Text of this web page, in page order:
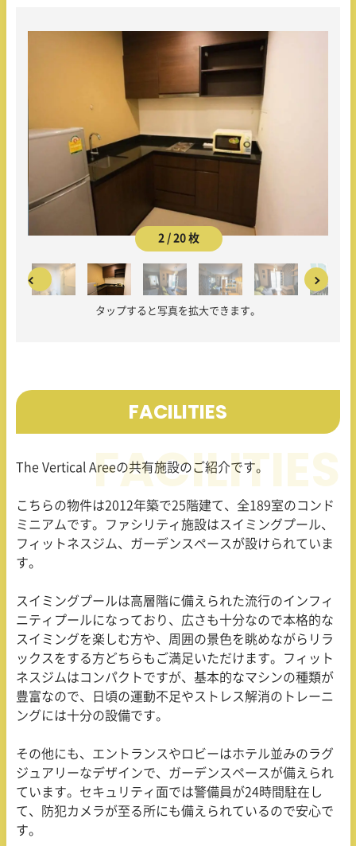
2 / 20 枚
タップすると写真を拡大できます。
FACILITIES
The Vertical Areeの共有施設のご紹介です。
こちらの物件は2012年築で25 階建て、全189室のコンド
ミニアムです。ファシリティ施設はスイミングプール、
フィットネスジム、ガーデンスペースが設けられていま
す。
スイミングプールは高層階に備えられた流行のインフィ
ニティプールになっており、広さも十分なので本格的な
スイミングを楽しむ方や、周囲の景色を眺めながらリラ
ックスをする方どちらもご満足いただけます。フィット
ネスジムはコンパクトですが、基本的なマシンの種類が
豊富なので、日頃の運動不足やストレス解消のトレーニ
ングには十分の設備です。
その他にも、エントランスやロビーはホテル並みのラグ
ジュアリーなデザインで、ガーデンスペースが備えられ
ています。セキュリティ面では警備員が24時間駐在し
て、防犯カメラが至る所にも備えられているので安心で
す。